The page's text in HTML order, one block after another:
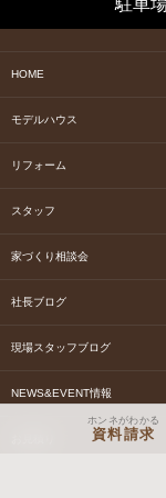
HOME
モデルハウス
リフォーム
スタッフ
家づくり相談会
社長ブログ
現場スタッフブログ
NEWS&EVENT情報
ホンネがわかる
資料請求